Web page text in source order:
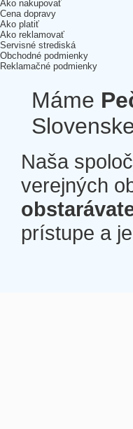
Ako nakupovať
Cena dopravy
Ako platiť
Ako reklamovať
Servisné strediská
Obchodné podmienky
Reklamačné podmienky
Máme
Naša
verejných
prístupe a